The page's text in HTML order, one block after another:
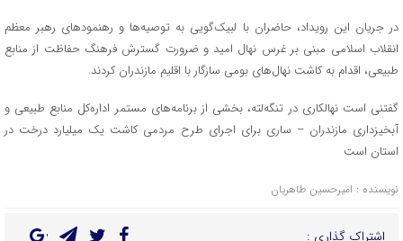
در جریان این رویداد، حاضران با لبیک‌گویی به توصیه‌ها و رهنمودهای رهبر معظم
انقلاب اسلامی مبنی بر غرس نهال امید و ضرورت گسترش فرهنگ حفاظت از منابع
طبیعی، اقدام به کاشت نهال‌های بومی سازگار با اقلیم مازندران کردند.
گفتنی است نهالکاری در تنگه‌لته، بخشی از برنامه‌های مستمر اداره‌کل منابع طبیعی و
آبخیزداری مازندران – ساری برای اجرای طرح مردمی کاشت یک میلیارد درخت در
استان است
نویسنده : امیرحسین طاهریان
اشتراک گذاری :